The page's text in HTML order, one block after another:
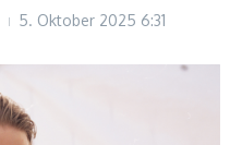
5. Oktober 2025 6:31